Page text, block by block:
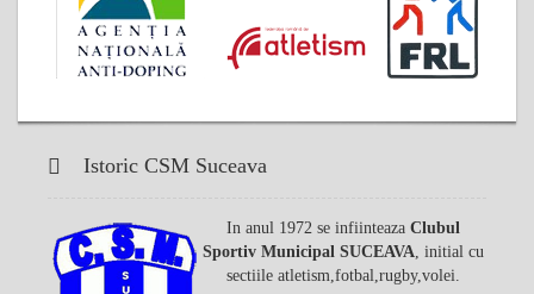
Istoric CSM Suceava
In anul 1972 se infiinteaza Clubul
Sportiv Municipal SUCEAVA , initial cu
sectiile atletism,fotbal,rugby,volei.